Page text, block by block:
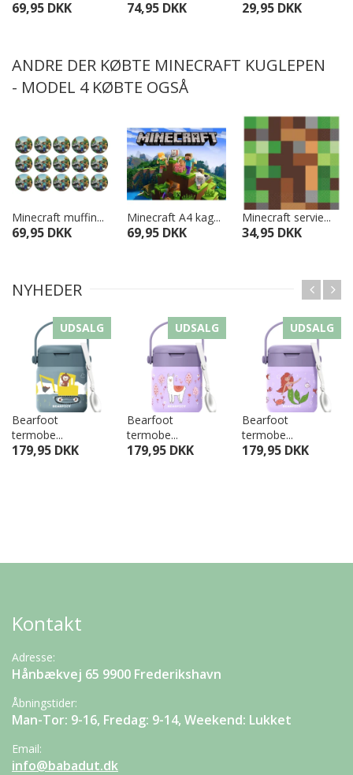
69,95 DKK 74,95 DKK 29,95 DKK
ANDRE DER KØBTE MINECRAFT KUGLEPEN
- MODEL 4 KØBTE OGSÅ
Minecraft muffin...
69,95 DKK
Minecraft A4 kag...
69,95 DKK
Minecraft servie...
34,95 DKK
NYHEDER
UDSALG
Bearfoot
termobe...
179,95 DKK
UDSALG
Bearfoot
termobe...
179,95 DKK
UDSALG
Bearfoot
termobe...
179,95 DKK
Kontakt
Adresse:
Hånbækvej 65 9900 Frederikshavn
Åbningstider:
Man-Tor: 9-16, Fredag: 9-14, Weekend: Lukket
Email:
info@babadut.dk